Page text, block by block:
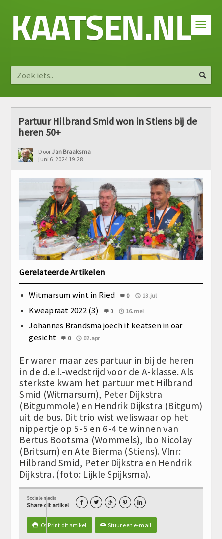
☰
KAATSEN.NL
Partuur Hilbrand Smid won in Stiens bij de
heren 50+
DoorJan Braaksma
juni 6, 2024 19:28
Gerelateerde Artikelen
Witmarsum wint in Ried 0 13.jul
Kweapraat 2022 (3) 0 16.mei
Johannes Brandsma joech it keatsen in oar
gesicht
0 02.apr
Er waren maar zes partuur in bij de heren
in de d.e.l.-wedstrijd voor de A-klasse. Als
sterkste kwam het partuur met Hilbrand
Smid (Witmarsum), Peter Dijkstra
(Bitgummole) en Hendrik Dijkstra (Bitgum)
uit de bus. Dit trio wist weliswaar op het
nippertje op 5-5 en 6-4 te winnen van
Bertus Bootsma (Wommels), Ibo Nicolay
(Britsum) en Ate Bierma (Stiens). Vlnr:
Hilbrand Smid, Peter Dijkstra en Hendrik
Dijkstra. (foto: Lijkle Spijksma).
Sociale media
Share dit artikel     
 Of Print dit artikel ✉Stuur een e-mail